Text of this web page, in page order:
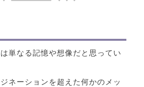
単なる記憶や想像だと思ってい
ネーションを超えた何かのメッ